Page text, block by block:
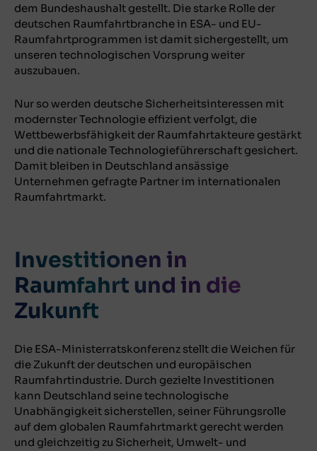
dem Bundeshaushalt gestellt. Die starke Rolle der
deutschen Raumfahrtbranche in ESA- und EU-
Raumfahrtprogrammen ist damit sichergestellt, um
unseren technologischen Vorsprung weiter
auszubauen.
Nur so werden deutsche Sicherheitsinteressen mit
modernster Technologie effizient verfolgt, die
Wettbewerbsfähigkeit der Raumfahrtakteure gestärkt
und die nationale Technologieführerschaft gesichert.
Damit bleiben in Deutschland ansässige
Unternehmen gefragte Partner im internationalen
Raumfahrtmarkt.
Investitionen in
Raumfahrt und in die
Zukunft
Die ESA-Ministerratskonferenz stellt die Weichen für
die Zukunft der deutschen und europäischen
Raumfahrtindustrie. Durch gezielte Investitionen
kann Deutschland seine technologische
Unabhängigkeit sicherstellen, seiner Führungsrolle
auf dem globalen Raumfahrtmarkt gerecht werden
und gleichzeitig zu Sicherheit, Umwelt- und